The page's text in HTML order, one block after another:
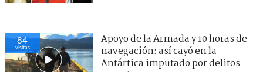
84
visitas
Apoyo de la Armada y 10 horas de
navegación: así cayó en la
Antártica imputado por delitos